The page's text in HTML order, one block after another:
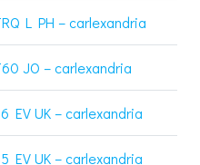
L PH – carlexandria
JO – carlexandria
EV UK – carlexandria
EV UK – carlexandria